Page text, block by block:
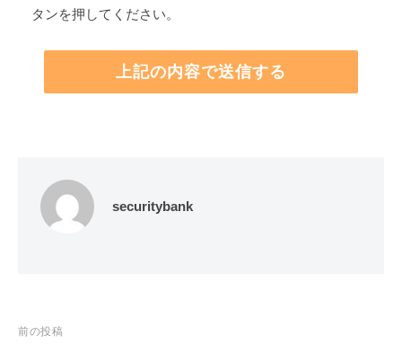
タンを押してください。
securitybank
投
前の投稿